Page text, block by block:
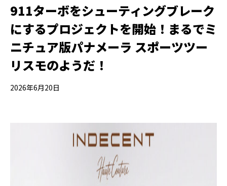
911ターボをシューティングブレーク
にするプロジェクトを開始！まるでミ
ニチュア版パナメーラ スポーツツー
リスモのようだ！
2026年6月20日